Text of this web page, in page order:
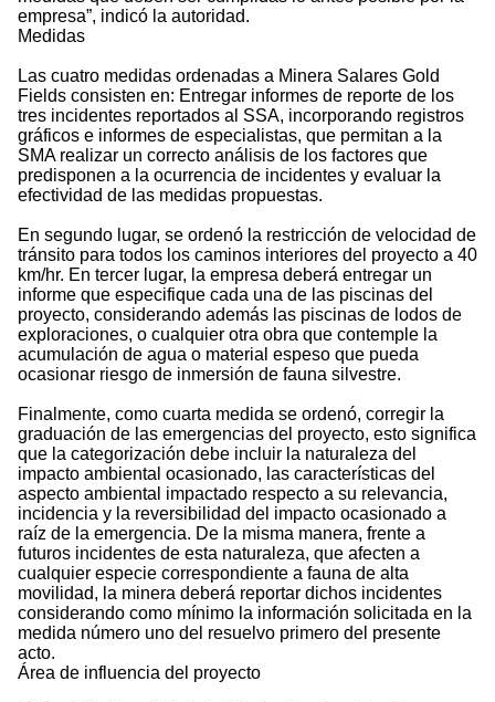
empresa”, indicó la autoridad.
Medidas
Las cuatro medidas ordenadas a Minera Salares Gold
Fields consisten en: Entregar informes de reporte de los
tres incidentes reportados al SSA, incorporando registros
gráficos e informes de especialistas, que permitan a la
SMA realizar un correcto análisis de los factores que
predisponen a la ocurrencia de incidentes y evaluar la
efectividad de las medidas propuestas.
En segundo lugar, se ordenó la restricción de velocidad de
tránsito para todos los caminos interiores del proyecto a 40
km/hr. En tercer lugar, la empresa deberá entregar un
informe que especifique cada una de las piscinas del
proyecto, considerando además las piscinas de lodos de
exploraciones, o cualquier otra obra que contemple la
acumulación de agua o material espeso que pueda
ocasionar riesgo de inmersión de fauna silvestre.
Finalmente, como cuarta medida se ordenó, corregir la
graduación de las emergencias del proyecto, esto significa
que la categorización debe incluir la naturaleza del
impacto ambiental ocasionado, las características del
aspecto ambiental impactado respecto a su relevancia,
incidencia y la reversibilidad del impacto ocasionado a
raíz de la emergencia. De la misma manera, frente a
futuros incidentes de esta naturaleza, que afecten a
cualquier especie correspondiente a fauna de alta
movilidad, la minera deberá reportar dichos incidentes
considerando como mínimo la información solicitada en la
medida número uno del resuelvo primero del presente
acto.
Área de influencia del proyecto